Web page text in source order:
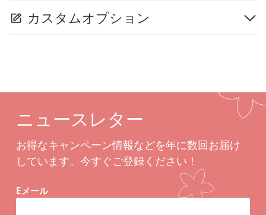
カスタムオプション
ニュースレター
お得なキャンペーン情報などを年に数回お届け
しています。今すぐご登録ください！
Eメール